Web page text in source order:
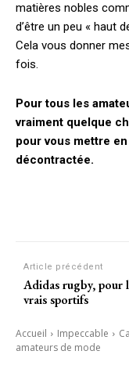
matières nobles
d’être un peu « haut
Cela vous donner
fois.
Pour tous les
vraiment quelque
pour vous mettre
décontractée.
Article précédent
Adidas rugby, pour
vrais sportifs
Accueil Impeccable
amateurs de mode